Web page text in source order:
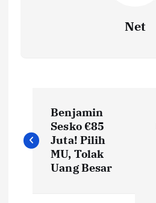
Net
a
Benjamin
Sesko €85
Juta! Pilih
MU, Tolak
Uang Besar